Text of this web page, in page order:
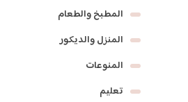
المطبخ والطعام
المنزل والديكور
المنوعات
تعليم